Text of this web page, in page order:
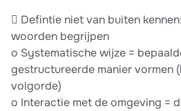
 Defintie niet van buiten
woorden begrijpen
o Systematische wijze =
gestructureerde manier vormen
volgorde)
o Interactie met de omgeving =